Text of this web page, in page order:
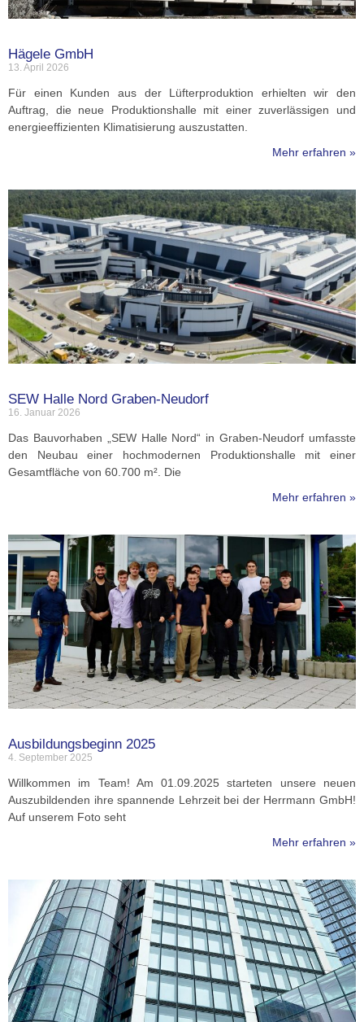
Hägele GmbH
13. April 2026
Für einen Kunden aus der Lüfterproduktion erhielten wir den
Auftrag, die neue Produktionshalle mit einer zuverlässigen und
energieeffizienten Klimatisierung auszustatten.
Mehr erfahren »
SEW Halle Nord Graben-Neudorf
16. Januar 2026
Das Bauvorhaben „SEW Halle Nord“ in Graben-Neudorf umfasste
den Neubau einer hochmodernen Produktionshalle mit einer
Gesamtfläche von 60.700 m². Die
Mehr erfahren »
Ausbildungsbeginn 2025
4. September 2025
Willkommen im Team! Am 01.09.2025 starteten unsere neuen
Auszubildenden ihre spannende Lehrzeit bei der Herrmann GmbH!
Auf unserem Foto seht
Mehr erfahren »